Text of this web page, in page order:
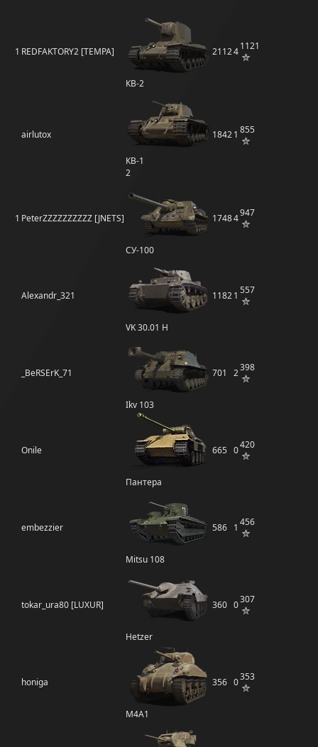
1 REDFAKTORY2 [TEMPA]
КВ-2
211241121
airlutox
КВ-1
2
18421 855
1 PeterZZZZZZZZZZ [JNETS]
СУ-100
17484947
Alexandr_321
VK 30.01 H
11821 557
_BeRSErK_71
Ikv 103
701 2398
Onile
Пантера
665 0420
embezzier
Mitsu 108
586 1 456
tokar_ura80 [LUXUR]
Hetzer
360 0307
honiga
M4A1
356 0353